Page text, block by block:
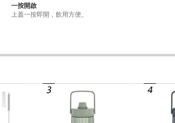
一按開啟
上蓋一按即開，飲用方便。